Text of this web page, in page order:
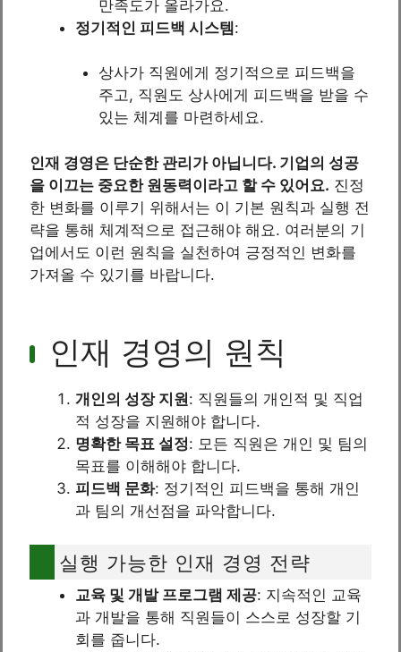
만족도가 올라가요.
정기적인 피드백 시스템:
상사가 직원에게 정기적으로 피드백을
주고, 직원도 상사에게 피드백을 받을 수
있는 체계를 마련하세요.
인재 경영은 단순한 관리가 아닙니다. 기업의 성공
을 이끄는 중요한 원동력이라고 할 수 있어요. 진정
한 변화를 이루기 위해서는 이 기본 원칙과 실행 전
략을 통해 체계적으로 접근해야 해요. 여러분의 기
업에서도 이런 원칙을 실천하여 긍정적인 변화를
가져올 수 있기를 바랍니다.
인재 경영의 원칙
개인의 성장 지원: 직원들의 개인적 및 직업
적 성장을 지원해야 합니다.
명확한 목표 설정: 모든 직원은 개인 및 팀의
목표를 이해해야 합니다.
피드백 문화: 정기적인 피드백을 통해 개인
과 팀의 개선점을 파악합니다.
실행 가능한 인재 경영 전략
교육 및 개발 프로그램 제공: 지속적인 교육
과 개발을 통해 직원들이 스스로 성장할 기
회를 줍니다.